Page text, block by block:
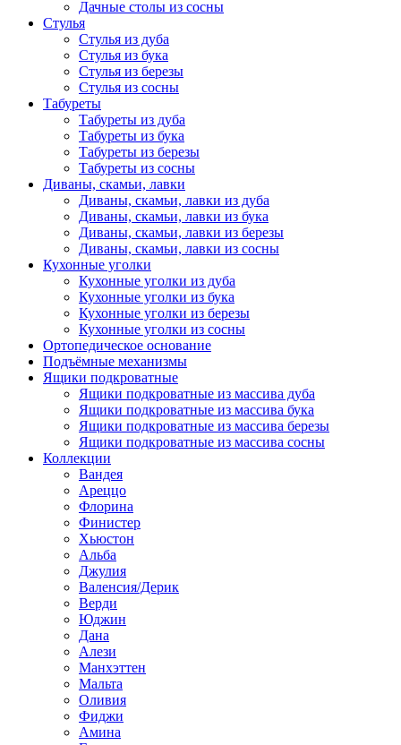
Дачные столы из сосны
Стулья
Стулья из дуба
Стулья из бука
Стулья из березы
Стулья из сосны
Табуреты
Табуреты из дуба
Табуреты из бука
Табуреты из березы
Табуреты из сосны
Диваны, скамьи, лавки
Диваны, скамьи, лавки из дуба
Диваны, скамьи, лавки из бука
Диваны, скамьи, лавки из березы
Диваны, скамьи, лавки из сосны
Кухонные уголки
Кухонные уголки из дуба
Кухонные уголки из бука
Кухонные уголки из березы
Кухонные уголки из сосны
Ортопедическое основание
Подъёмные механизмы
Ящики подкроватные
Ящики подкроватные из массива дуба
Ящики подкроватные из массива бука
Ящики подкроватные из массива березы
Ящики подкроватные из массива сосны
Коллекции
Вандея
Ареццо
Флорина
Финистер
Хьюстон
Альба
Джулия
Валенсия/Дерик
Верди
Юджин
Дана
Алези
Манхэттен
Мальта
Оливия
Фиджи
Амина